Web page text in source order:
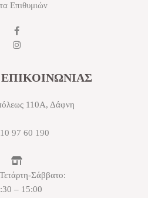
Επιθυμιών
110Α, Δάφνη
97 60 190
Σάββατο:
– 15:00